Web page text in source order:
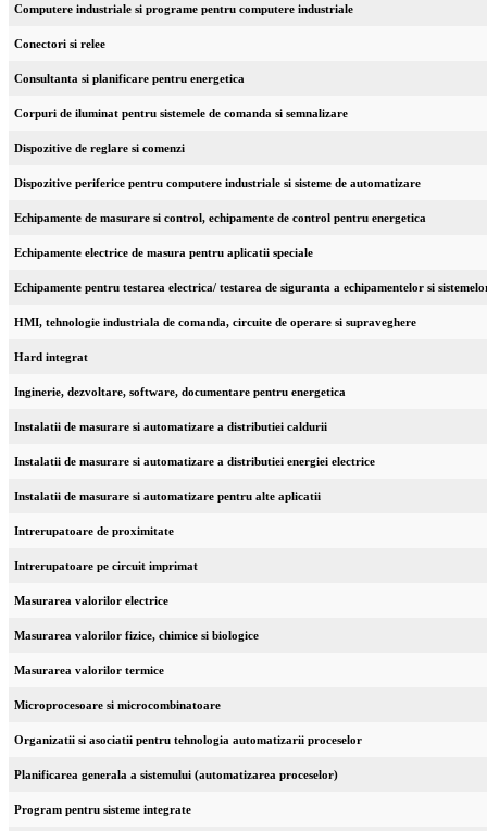
Computere industriale si programe pentru computere industriale
Conectori si relee
Consultanta si planificare pentru energetica
Corpuri de iluminat pentru sistemele de comanda si semnalizare
Dispozitive de reglare si comenzi
Dispozitive periferice pentru computere industriale si sisteme de automatizare
Echipamente de masurare si control, echipamente de control pentru energetica
Echipamente electrice de masura pentru aplicatii speciale
Echipamente pentru testarea electrica/ testarea de siguranta a echipamentelor si
HMI, tehnologie industriala de comanda, circuite de operare si supraveghere
Hard integrat
Inginerie, dezvoltare, software, documentare pentru energetica
Instalatii de masurare si automatizare a distributiei caldurii
Instalatii de masurare si automatizare a distributiei energiei electrice
Instalatii de masurare si automatizare pentru alte aplicatii
Intrerupatoare de proximitate
Intrerupatoare pe circuit imprimat
Masurarea valorilor electrice
Masurarea valorilor fizice, chimice si biologice
Masurarea valorilor termice
Microprocesoare si microcombinatoare
Organizatii si asociatii pentru tehnologia automatizarii proceselor
Planificarea generala a sistemului (automatizarea proceselor)
Program pentru sisteme integrate